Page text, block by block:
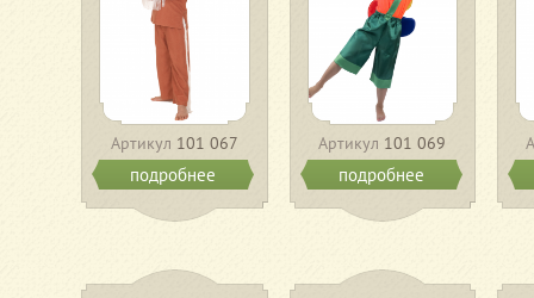
Артикул 101 067
подробнее
Артикул 101 069
подробнее